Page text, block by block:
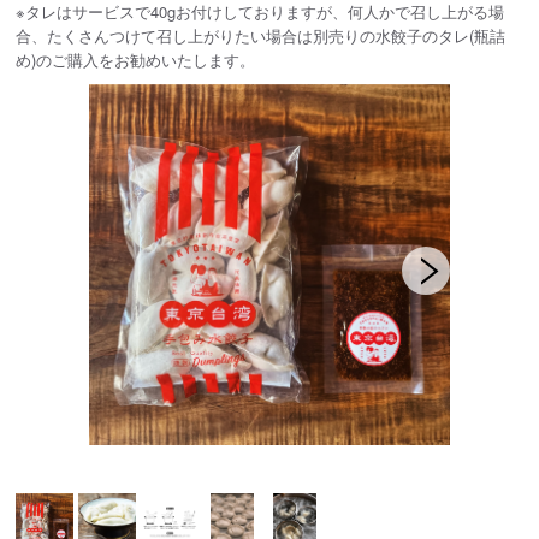
※タレはサービスで40gお付けしておりますが、何人かで召し上がる場
合、たくさんつけて召し上がりたい場合は別売りの水餃子のタレ(瓶詰
め)のご購入をお勧めいたします。